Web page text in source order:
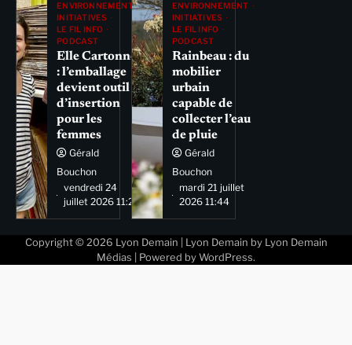
ENVIRONNEMENT
INITIATIVES
LE FIL INFO
PODCAST
Elle Cartonne
: l’emballage
devient outil
d’insertion
pour les
femmes
Gérald
Bouchon
vendredi 24
juillet 2026 11:29
ENVIRONNEMENT
INITIATIVES
LE FIL INFO
PODCAST
Rainbeau : du
mobilier
urbain
capable de
collecter l’eau
de pluie
Gérald
Bouchon
mardi 21 juillet
2026 11:44
Copyright © 2026 Lyon Demain | Lyon Demain by Lyon Demain
Médias | Powered by WordPress.